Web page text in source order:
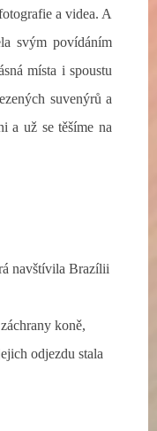
a videa. A
svým povídáním
místa i spoustu
suvenýrů a
a už se těšíme na
navštívila Brazílii
koně,
odjezdu stala